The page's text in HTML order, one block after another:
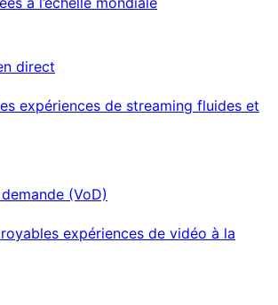
direct
expériences de streaming fluides et
(VoD)
expériences de vidéo à la